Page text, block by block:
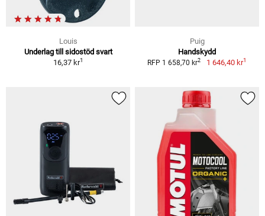
Louis
Underlag till sidostöd svart
16,37 kr1
Puig
Handskydd
RFP 1 658,70 kr2 1 646,40 kr1